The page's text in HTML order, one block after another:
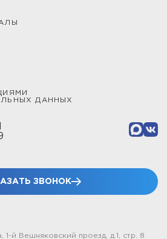
ДАННЫХ
ЗВОНОК
1-й Вешняковский проезд, д.1, стр. 8